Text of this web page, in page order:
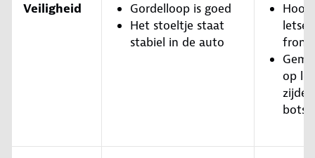
Veiligheid
Gordelloop is goed
Het stoeltje staat
stabiel in de auto
letsel
op